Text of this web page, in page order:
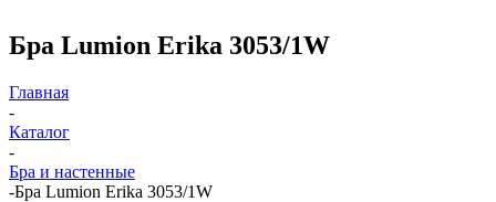
Бра Lumion Erika 3053/1W
Главная
-
Каталог
-
Бра и настенные
-Бра Lumion Erika 3053/1W